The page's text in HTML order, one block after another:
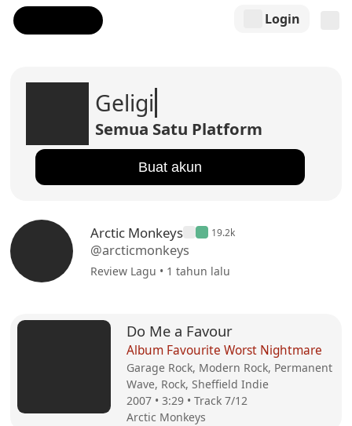
Login
Geligi
Semua Satu Platform
Buat akun
Arctic Monkeys 19.2k
@arcticmonkeys
Review Lagu • 1 tahun lalu
Do Me a Favour
Album Favourite Worst Nightmare
Garage Rock, Modern Rock, Permanent
Wave, Rock, Sheffield Indie
2007 • 3:29 • Track 7/12
Arctic Monkeys